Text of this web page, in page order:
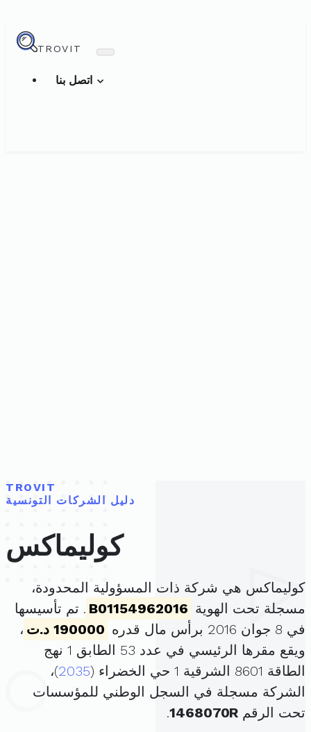
TROVIT
TROVIT
دليل الشركات التونسية
كوليماكس
كوليماكس هي شركة ذات المسؤولية المحدودة،
مسجلة تحت الهوية B01154962016 . تم تأسيسها
في 8 جوان 2016 برأس مال قدره
190000 د.ت
،
ويقع مقرها الرئيسي في عدد 53 الطابق 1 نهج
الطاقة 8601 الشرقية 1 حي الخضراء (
2035)،
الشركة مسجلة في السجل الوطني للمؤسسات
تحت الرقم 1468070R
.